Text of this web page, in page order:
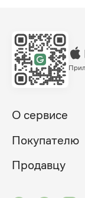
О сервисе
Покупателю
Продавцу